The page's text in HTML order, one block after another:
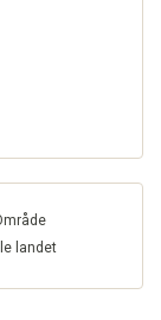
landet